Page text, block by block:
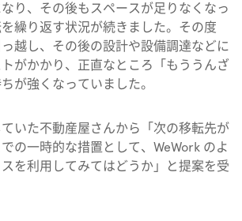
り、その後もスペースが足りなくなっ
繰り返す状況が続きました。その度
越し、その後の設計や設備調達などに
がかかり、正直なところ「もううんざ
が強くなっていました。
いた不動産屋さんから「次の移転先が
の一時的な措置として、WeWork のよ
を利用してみてはどうか」と提案を受